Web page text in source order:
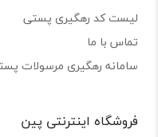
لیست کد رهگیری پستی
تماس با ما
سامانه رهگیری مرسولات
فروشگاه اینترنتی پین